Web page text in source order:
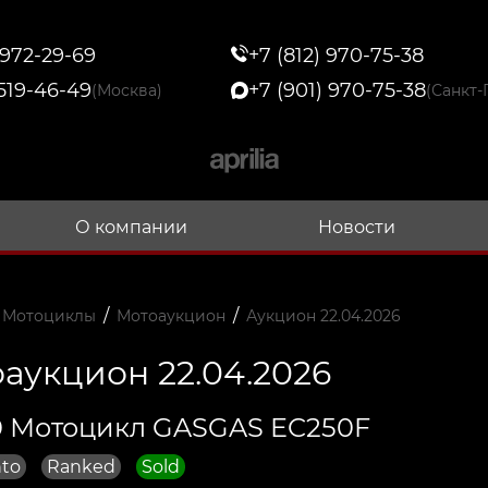
29-69
46-49(Москва)
+7 (812) 970-75-38
+7 (901) 970-75-38
О компании Новости
/ Мотоаукцион / Аукцион 22.04.2026
22.04.2026
GASGAS EC250F
Ranked Sold